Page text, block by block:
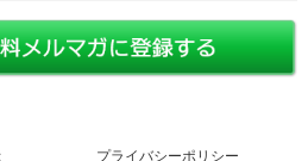
プライバシーポリシー